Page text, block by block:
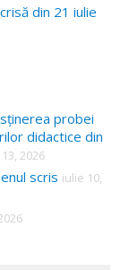
din 21 iulie
probei
didactice din
2026
scris iulie 10,